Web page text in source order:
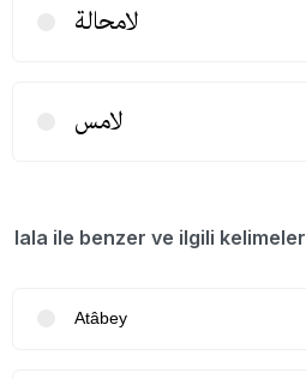
لامحالة
لامس
lala ile benzer ve ilgili kelimeler
Atâbey